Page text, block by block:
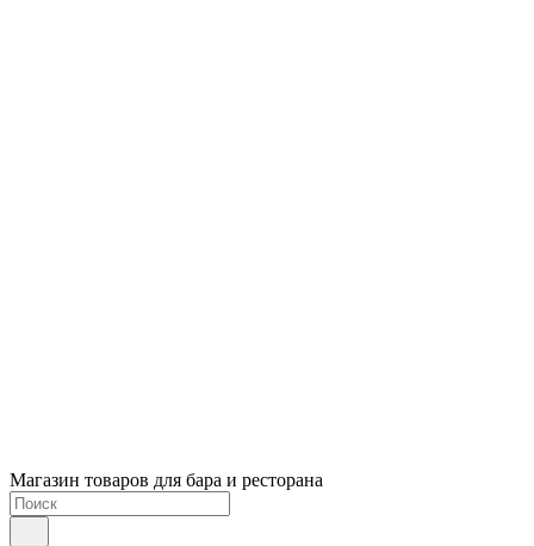
Магазин товаров для бара и ресторана